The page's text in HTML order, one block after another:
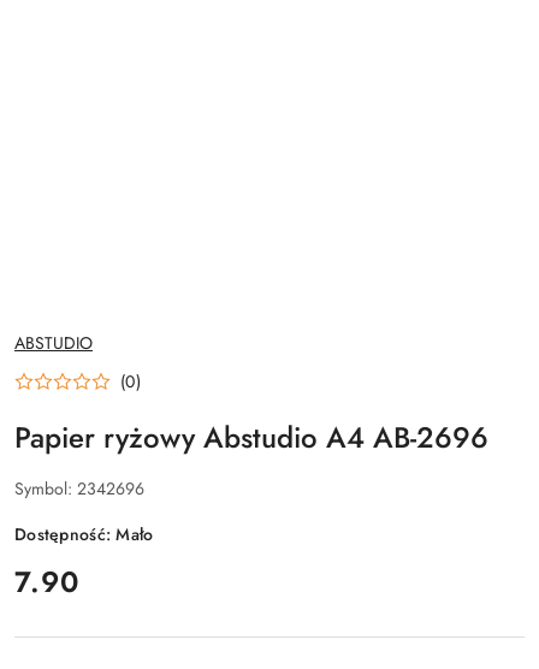
NAZWA
PRODUCENTA:
ABSTUDIO
(0)
Papier ryżowy Abstudio A4 AB-2696
Symbol: 2342696
Dostępność:Mało
cena:
7.90